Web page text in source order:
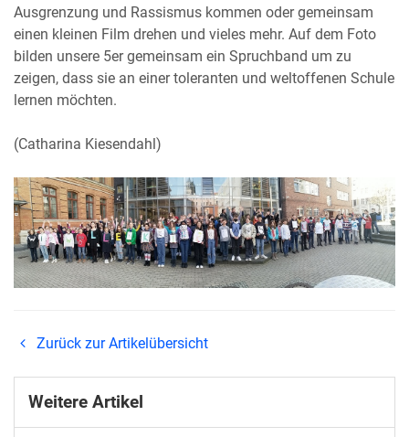
Ausgrenzung und Rassismus kommen oder gemeinsam
einen kleinen Film drehen und vieles mehr. Auf dem Foto
bilden unsere 5er gemeinsam ein Spruchband um zu
zeigen, dass sie an einer toleranten und weltoffenen Schule
lernen möchten.
(Catharina Kiesendahl)
Zurück zur Artikelübersicht
Weitere Artikel